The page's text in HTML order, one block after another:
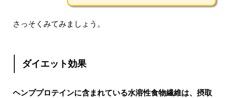
さっそくみてみましょう。
ダイエット効果
ヘンププロテインに含まれている水溶性食物繊維は、摂取